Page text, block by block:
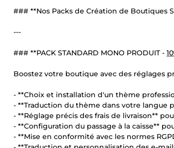
### **Nos Packs de Création de Boutiques
---
### **PACK STANDARD MONO PRODUIT -
Boostez votre boutique avec des réglages
- **Choix et installation d'un thème
- **Traduction du thème dans votre langue
- **Réglage précis des frais de livraison**
- **Configuration du passage à la caisse**
- **Mise en conformité avec les normes